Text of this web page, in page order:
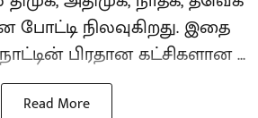
நிலவுகிறது. இதை
பிரதான கட்சிகளான ...
Read More